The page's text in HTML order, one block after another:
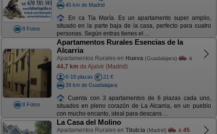
8 Fotos
45 km de Madrid
En ca Tía María. Es un apartamento super amplio,
situado en la parte baja de la casa, perfecto para cuatro
personas. Según entras tienes el ...
8 Fotos
Apartamentos Rurales Esencias de la
Alcarria
Apartamentos Rurales en Hueva (Guadalajara)
a
44,7 km de Ajalvir (Madrid)
6-18 plazas
21 €
39 km de Guadalajara
Cuenta con 3 apartamentos de 6 plazas cada uno,
situados en pleno corazón de La Alcarria, en un pueblo
con mucho encanto, ideal para descans ...
La Casa del Molino
Apartamentos Rurales en Titulcia (Madrid) a 45